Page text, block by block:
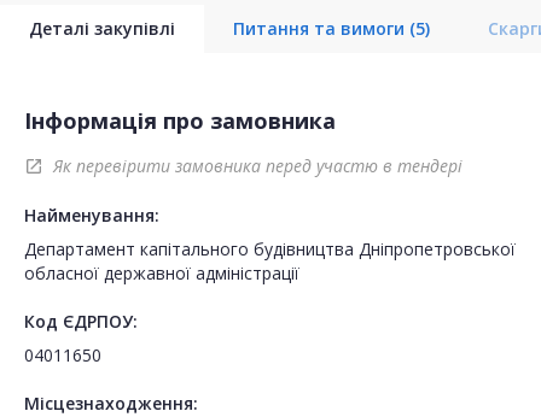
Деталі закупівлі Питання та вимоги (5)
Інформація про замовника
open_in_new Як перевірити замовника перед участю в тендері
Найменування:
Департамент капітального будівництва Дніпропетровської
обласної державної адміністрації
Код ЄДРПОУ:
04011650
Місцезнаходження: